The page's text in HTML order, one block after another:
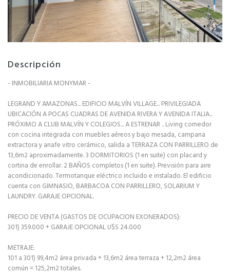
Descripción
- INMOBILIARIA MONYMAR -
LEGRAND Y AMAZONAS... EDIFICIO MALVÍN VILLAGE... PRIVILEGIADA
UBICACIÓN A POCAS CUADRAS DE AVENIDA RIVERA Y AVENIDA ITALIA...
PRÓXIMO A CLUB MALVÍN Y COLEGIOS... A ESTRENAR .. Living comedor
con cocina integrada con muebles aéreos y bajo mesada, campana
extractora y anafe vitro cerámico, salida a TERRAZA CON PARRILLERO de
13,6m2 aproximadamente. 3 DORMITORIOS (1 en suite) con placard y
cortina de enrollar. 2 BAÑOS completos (1 en suite). Previsión para aire
acondicionado. Termotanque eléctrico incluido e instalado. El edificio
cuenta con GIMNASIO, BARBACOA CON PARRILLERO, SOLARIUM Y
LAUNDRY. GARAJE OPCIONAL.
PRECIO DE VENTA (GASTOS DE OCUPACION EXONERADOS):
301) 359.000 + GARAJE OPCIONAL U$S 24.000
METRAJE:
101 a 301) 99,4m2 área privada + 13,6m2 área terraza + 12,2m2 área
común = 125,2m2 totales.